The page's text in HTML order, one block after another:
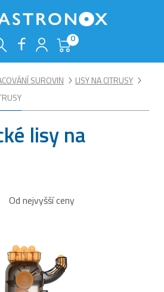
0
SUROVIN
LISY NA CITRUSY
lisy na
Od nejvyšší ceny